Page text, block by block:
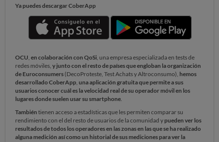
Ya puedes descargar CoberApp
OCU, en colaboración con QoSi, una empresa especializada en tests de
redes móviles, y junto con el resto de países que engloban la organización
de Euroconsumers (DecoProteste, Test Achats y Altroconsumo), hemos
desarrollado CoberApp, una aplicación gratuita que permite a sus
usuarios conocer cuál es la velocidad real de su operador móvil en los
lugares donde suelen usar su smartphone.
También tienen acceso a estadísticas que les permiten comparar su
rendimiento con el del resto de usuarios de la comunidad y pueden ver los
resultados de todos los operadores en las zonas en las que se ha realizado
alguna medición así como un historial de sus mediciones para ver la